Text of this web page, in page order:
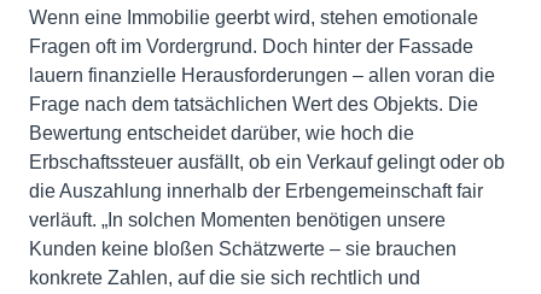
Wenn eine Immobilie geerbt wird, stehen emotionale
Fragen oft im Vordergrund. Doch hinter der Fassade
lauern finanzielle Herausforderungen – allen voran die
Frage nach dem tatsächlichen Wert des Objekts. Die
Bewertung entscheidet darüber, wie hoch die
Erbschaftssteuer ausfällt, ob ein Verkauf gelingt oder ob
die Auszahlung innerhalb der Erbengemeinschaft fair
verläuft. „In solchen Momenten benötigen unsere
Kunden keine bloßen Schätzwerte – sie brauchen
konkrete Zahlen, auf die sie sich rechtlich und